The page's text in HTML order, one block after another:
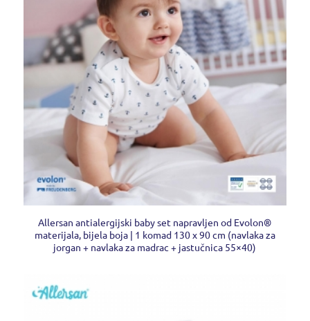
Allersan antialergijski baby set napravljen od Evolon®
materijala, bijela boja | 1 komad 130 x 90 cm (navlaka za
jorgan + navlaka za madrac + jastučnica 55×40)